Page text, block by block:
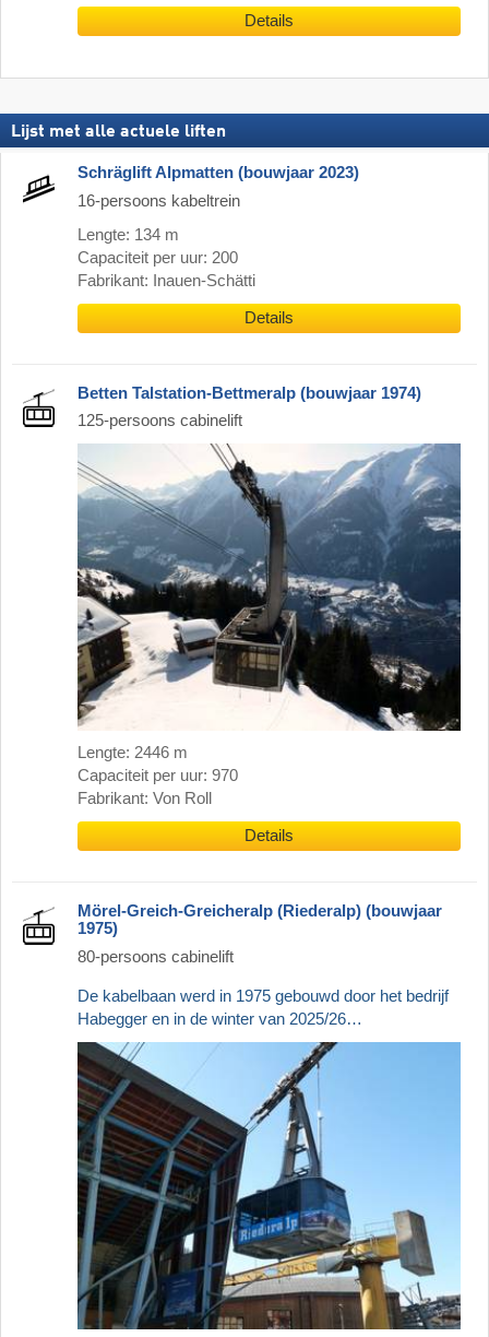
Details
Lijst met alle actuele liften
Schräglift Alpmatten (bouwjaar 2023)
16-persoons kabeltrein
Lengte: 134 m
Capaciteit per uur: 200
Fabrikant: Inauen-Schätti
Details
Betten Talstation-Bettmeralp (bouwjaar 1974)
125-persoons cabinelift
Lengte: 2446 m
Capaciteit per uur: 970
Fabrikant: Von Roll
Details
Mörel-Greich-Greicheralp (Riederalp) (bouwjaar
1975)
80-persoons cabinelift
De kabelbaan werd in 1975 gebouwd door het bedrijf
Habegger en in de winter van 2025/26…